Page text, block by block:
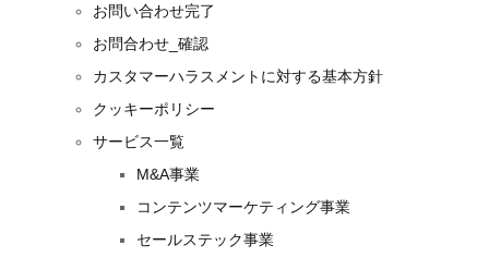
お問い合わせ完了
お問合わせ_確認
カスタマーハラスメントに対する基本方針
クッキーポリシー
サービス一覧
M&A事業
コンテンツマーケティング事業
セールステック事業